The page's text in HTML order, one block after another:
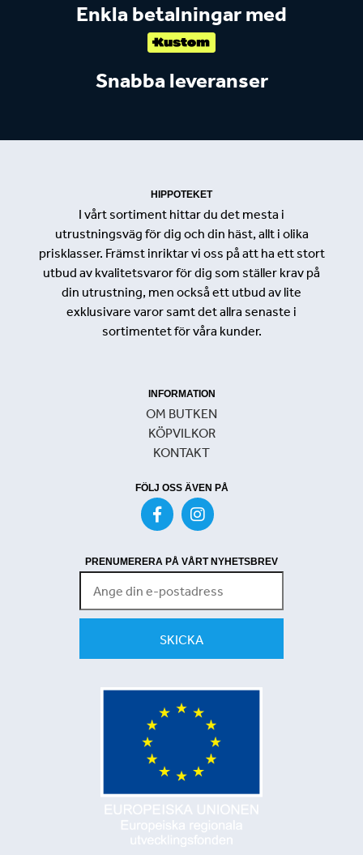
Enkla betalningar med
Snabba leveranser
HIPPOTEKET
I vårt sortiment hittar du det mesta i
utrustningsväg för dig och din häst, allt i olika
prisklasser. Främst inriktar vi oss på att ha ett stort
utbud av kvalitetsvaror för dig som ställer krav på
din utrustning, men också ett utbud av lite
exklusivare varor samt det allra senaste i
sortimentet för våra kunder.
INFORMATION
OM BUTKEN
KÖPVILKOR
KONTAKT
FÖLJ OSS ÄVEN PÅ
PRENUMERERA PÅ VÅRT NYHETSBREV